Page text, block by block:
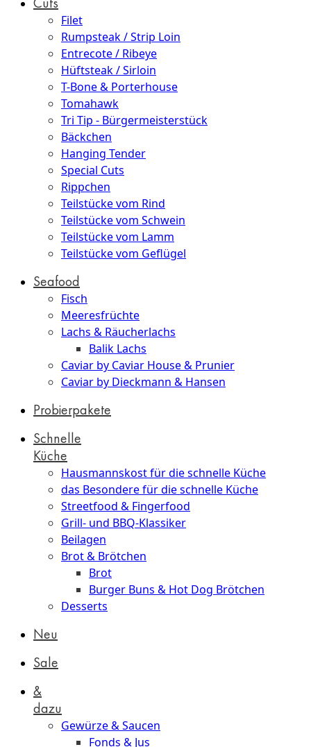
Filet
Rumpsteak / Strip Loin
Entrecote / Ribeye
Hüftsteak / Sirloin
T-Bone & Porterhouse
Tomahawk
Tri Tip - Bürgermeisterstück
Bäckchen
Hanging Tender
Special Cuts
Rippchen
Teilstücke vom Rind
Teilstücke vom Schwein
Teilstücke vom Lamm
Teilstücke vom Geflügel
Seafood
Fisch
Meeresfrüchte
Lachs & Räucherlachs
Balik Lachs
Caviar by Caviar House & Prunier
Caviar by Dieckmann & Hansen
Probierpakete
Schnelle
Küche
Hausmannskost für die schnelle Küche
das Besondere für die schnelle Küche
Streetfood & Fingerfood
Grill- und BBQ-Klassiker
Beilagen
Brot & Brötchen
Brot
Burger Buns & Hot Dog Brötchen
Desserts
Neu
Sale
&
dazu
Gewürze & Saucen
Fonds & Jus